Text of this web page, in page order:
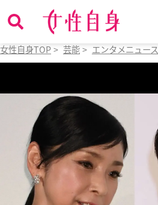
女性自身TOP > 芸能 > エンタメニュース